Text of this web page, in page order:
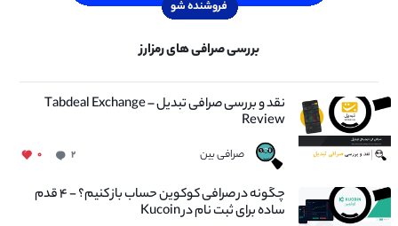
بررسی صرافی های رمزارز
نقد و بررسی صرافی تبدیل – Tabdeal Exchange
Review
صرافی بین ۲ ۰
چگونه در صرافی کوکوین حساب باز کنیم؟ - ۴ قدم
ساده برای ثبت نام در Kucoin